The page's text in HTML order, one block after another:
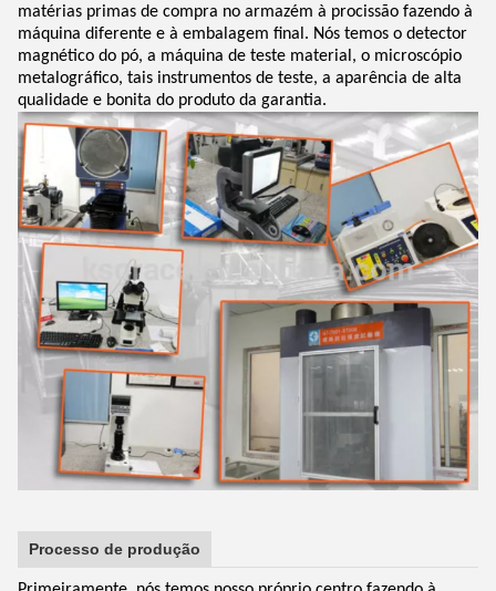
matérias primas de compra no armazém à procissão fazendo à
máquina diferente e à embalagem final. Nós temos o detector
magnético do pó, a máquina de teste material, o microscópio
metalográfico, tais instrumentos de teste, a aparência de alta
qualidade e bonita do produto da garantia.
Processo de produção